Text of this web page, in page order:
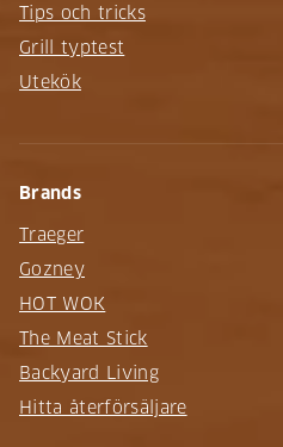
Tips och tricks
Grill typtest
Utekök
Brands
Traeger
Gozney
HOT WOK
The Meat Stick
Backyard Living
Hitta återförsäljare